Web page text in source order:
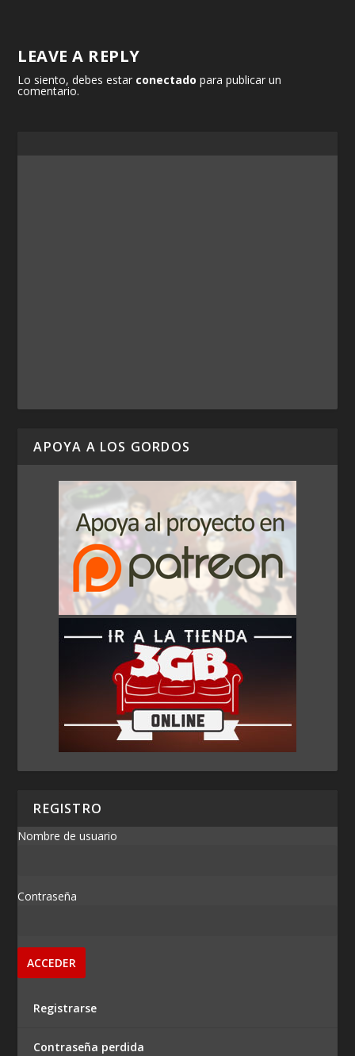
LEAVE A REPLY
Lo siento, debes estar conectado para publicar un
comentario.
APOYA A LOS GORDOS
REGISTRO
Nombre de usuario
Contraseña
Registrarse
Contraseña perdida